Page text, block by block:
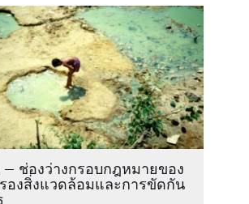
ช่องว่างกรอบกฎหมายของ
องสิ่งแวดล้อมและการขัดกัน